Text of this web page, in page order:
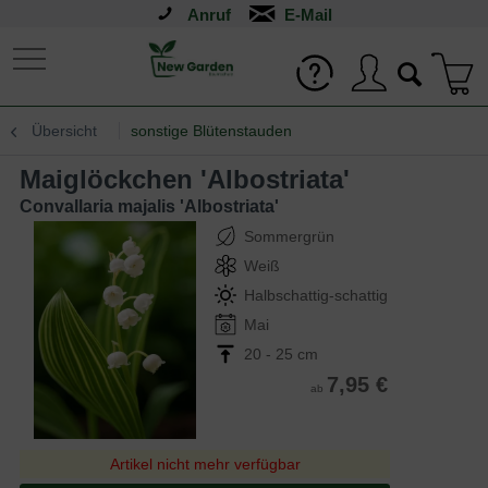
Anruf
Übersicht sonstige Blütenstauden
Maiglöckchen 'Albostriata'
Convallaria majalis 'Albostriata'
Sommergrün
Weiß
Halbschattig-schattig
Mai
20 - 25 cm
ab 7,95 €
Artikel nicht mehr verfügbar